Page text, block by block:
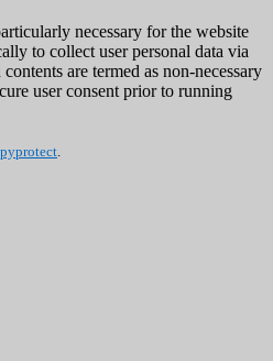
necessary for the website
to collect user personal data via
are termed as non-necessary
user consent prior to running